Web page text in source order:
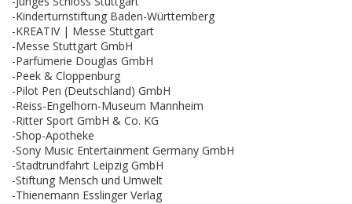
-Kinderturnstiftung Baden-Württemberg
-KREATIV | Messe Stuttgart
-Messe Stuttgart GmbH
-Parfümerie Douglas GmbH
-Peek & Cloppenburg
-Pilot Pen (Deutschland) GmbH
-Reiss-Engelhorn-Museum Mannheim
-Ritter Sport GmbH & Co. KG
-Shop-Apotheke
-Sony Music Entertainment Germany GmbH
-Stadtrundfahrt Leipzig GmbH
-Stiftung Mensch und Umwelt
-Thienemann Esslinger Verlag